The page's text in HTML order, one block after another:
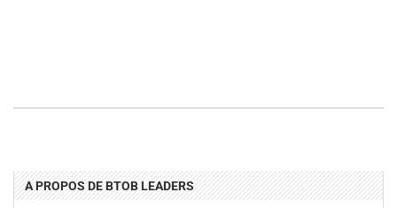
A PROPOS DE BTOB LEADERS